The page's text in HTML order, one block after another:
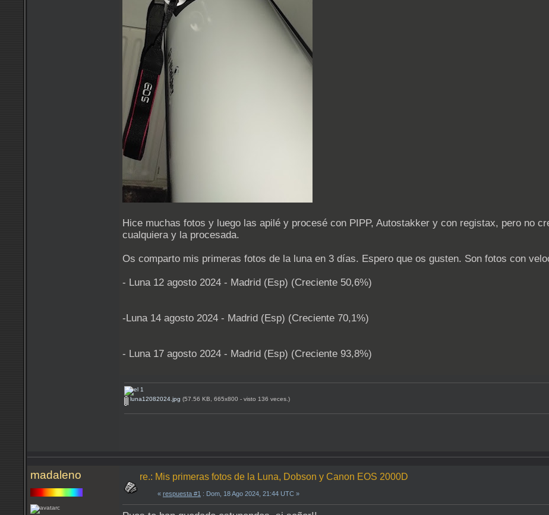
Hice muchas fotos y luego las apilé y procesé con PIPP, Autostakker y con registax, pero no
cualquiera y la procesada.
Os comparto mis primeras fotos de la luna en 3 días. Espero que os gusten. Son fotos con
- Luna 12 agosto 2024 - Madrid (Esp) (Creciente 50,6%)
-Luna 14 agosto 2024 - Madrid (Esp) (Creciente 70,1%)
- Luna 17 agosto 2024 - Madrid (Esp) (Creciente 93,8%)
luna12082024.jpg (57.56 KB, 665x800 - visto 136 veces.)
madaleno re.: Mis primeras fotos de la Luna, Dobson y Canon EOS 2000D
« respuesta #1 : Dom, 18 Ago 2024, 21:44 UTC »